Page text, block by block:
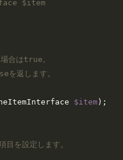
$item
合はtrue。
を返します。
$item ) ;
を設定します。